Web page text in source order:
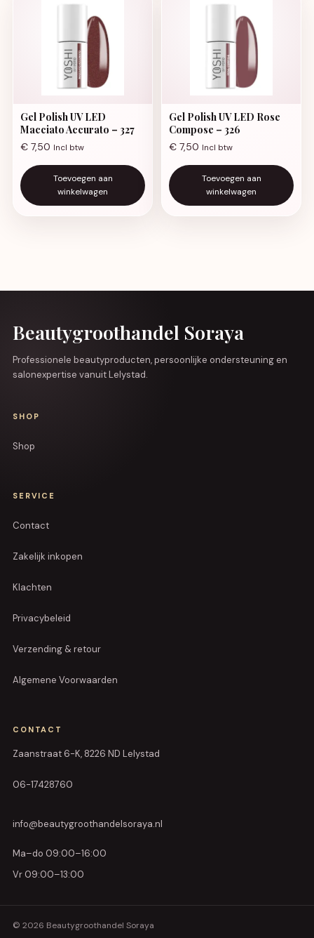
Gel Polish UV LED
Macciato Accurato – 327
€ 7,50 Incl btw
Toevoegen aan
winkelwagen
Gel Polish UV LED Rose
Compose – 326
€ 7,50 Incl btw
Toevoegen aan
winkelwagen
Beautygroothandel Soraya
Professionele beautyproducten, persoonlijke ondersteuning en
salonexpertise vanuit Lelystad.
SHOP
Shop
SERVICE
Contact
Zakelijk inkopen
Klachten
Privacybeleid
Verzending & retour
Algemene Voorwaarden
CONTACT
Zaanstraat 6-K, 8226 ND Lelystad
06-17428760
info@beautygroothandelsoraya.nl
Ma–do 09:00–16:00
Vr 09:00–13:00
© 2026 Beautygroothandel Soraya